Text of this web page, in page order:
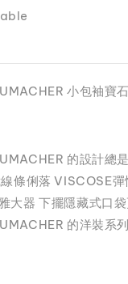
小包袖寶
的設計總
條俐落 VISCOSE
大器 下擺隱藏式口
的洋裝系